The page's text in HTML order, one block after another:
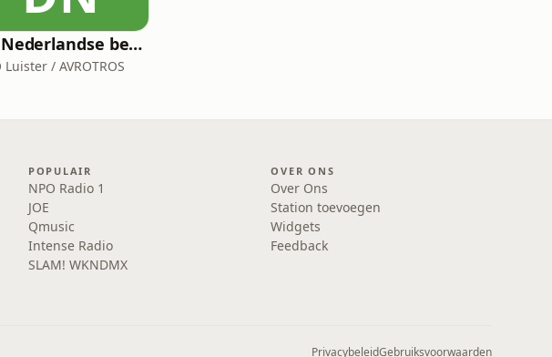
De Nederlandse bewaaksters van Auschwitz
Luister / AVROTROS
POPULAIR
NPO Radio 1
JOE
Qmusic
Intense Radio
SLAM! WKNDMX
OVER ONS
Over Ons
Station toevoegen
Widgets
Feedback
PrivacybeleidGebruiksvoorwaarden